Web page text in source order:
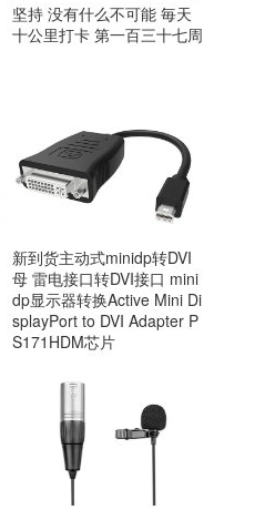
坚持 没有什么不可能 毎天
十公里打卡 第一百三十七周
新到货主动式minidp转DVI
母 雷电接口转DVI接口 mini
dp显示器转换Active Mini Di
splayPort to DVI Adapter P
S171HDM芯片